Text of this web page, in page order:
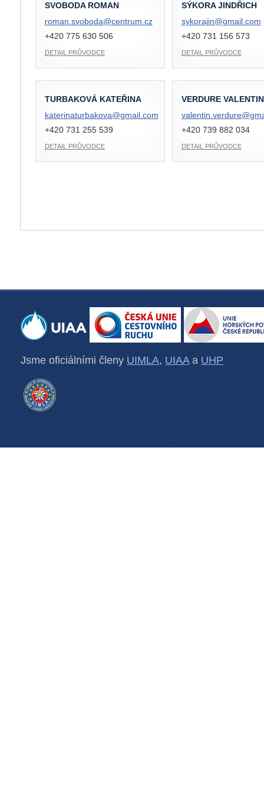
SVOBODA ROMAN
roman.svoboda@centrum.cz
+420 775 630 506
DETAIL PRŮVODCE
SÝKORA JINDŘICH
sykorajin@gmail.com
+420 731 156 573
DETAIL PRŮVODCE
TURBAKOVÁ KATEŘINA
katerinaturbakova@gmail.com
+420 731 255 539
DETAIL PRŮVODCE
VERDURE VALENTIN
valentin.verdure@
+420 739 882 034
DETAIL PRŮVODCE
Jsme oficiálními členy UIMLA, UIAAa UHP